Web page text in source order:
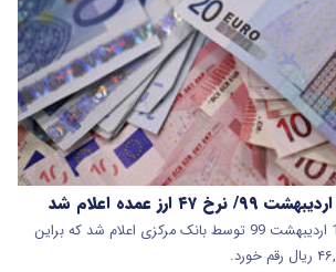
قیمت دلار دولتی امروز 13 اردیبهشت 99 توسط بانک مرکزی اعلام شد که براین